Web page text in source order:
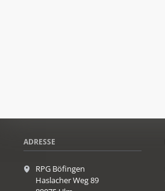
ADRESSE
RPG Böfingen
Haslacher Weg 89